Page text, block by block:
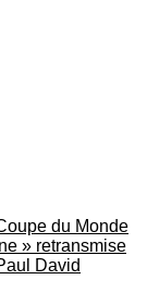
du Monde
» retransmise
David